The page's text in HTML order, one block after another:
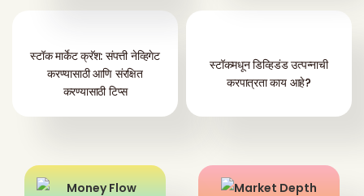
स्टॉक मार्केट क्रॅश: संपत्ती नेव्हिगेट
करण्यासाठी आणि संरक्षित
करण्यासाठी टिप्स
स्टॉकमधून डिव्हिडंड उत्पन्नाची
करपात्रता काय आहे?